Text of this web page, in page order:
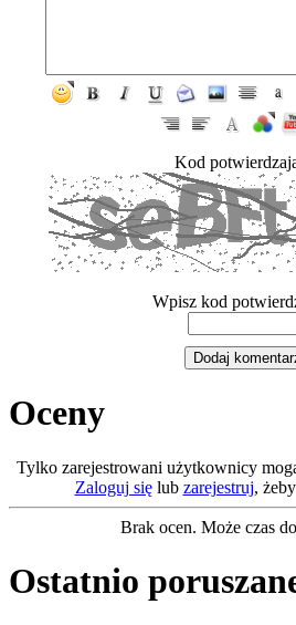
Kod
Wpisz kod
Oceny
Tylko zarejestrowani użytkownicy
Zaloguj sięlub zarejestruj,
Brak ocen. Może czas
Ostatnio